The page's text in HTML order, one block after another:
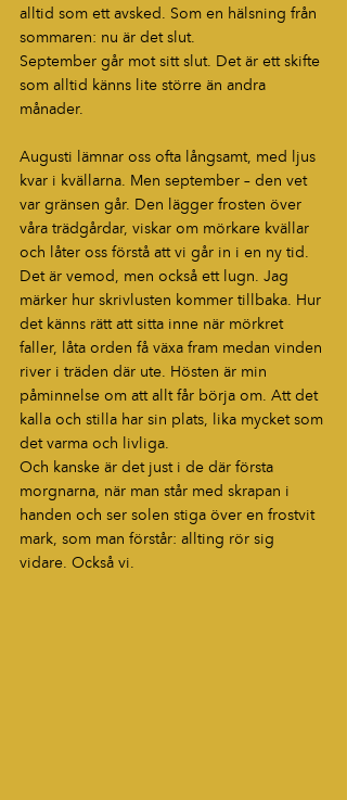
alltid som ett avsked. Som en hälsning från
sommaren: nu är det slut.
September går mot sitt slut. Det är ett skifte
som alltid känns lite större än andra
månader.
Augusti lämnar oss ofta långsamt, med ljus
kvar i kvällarna. Men september – den vet
var gränsen går. Den lägger frosten över
våra trädgårdar, viskar om mörkare kvällar
och låter oss förstå att vi går in i en ny tid.
Det är vemod, men också ett lugn. Jag
märker hur skrivlusten kommer tillbaka. Hur
det känns rätt att sitta inne när mörkret
faller, låta orden få växa fram medan vinden
river i träden där ute. Hösten är min
påminnelse om att allt får börja om. Att det
kalla och stilla har sin plats, lika mycket som
det varma och livliga.
Och kanske är det just i de där första
morgnarna, när man står med skrapan i
handen och ser solen stiga över en frostvit
mark, som man förstår: allting rör sig
vidare. Också vi.